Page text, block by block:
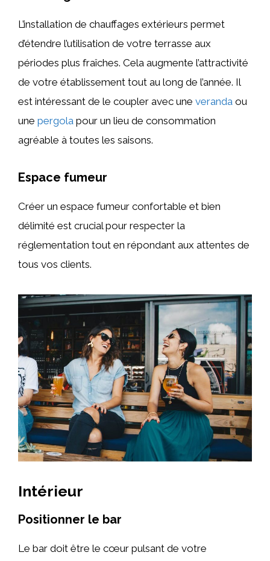
L’installation de chauffages extérieurs permet
d’étendre l’utilisation de votre terrasse aux
périodes plus fraîches. Cela augmente l’attractivité
de votre établissement tout au long de l’année. Il
est intéressant de le coupler avec une veranda ou
une pergola pour un lieu de consommation
agréable à toutes les saisons.
Espace fumeur
Créer un espace fumeur confortable et bien
délimité est crucial pour respecter la
réglementation tout en répondant aux attentes de
tous vos clients.
Intérieur
Positionner le bar
Le bar doit être le cœur pulsant de votre